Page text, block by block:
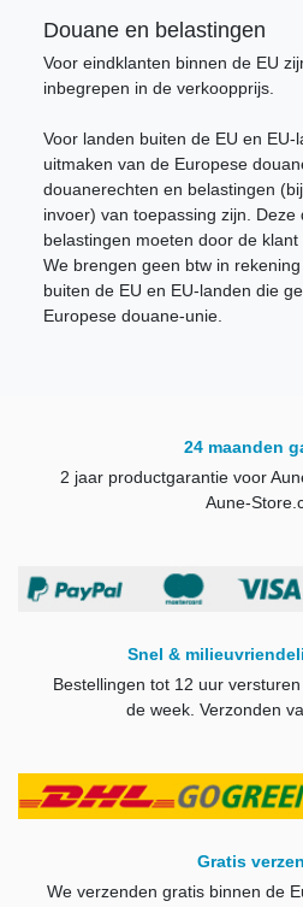
Douane en belastingen
Voor eindklanten binnen de EU
inbegrepen in de verkoopprijs.
Voor landen buiten de EU en
uitmaken van de Europese
douanerechten en belastingen
invoer) van toepassing zijn. Deze
belastingen moeten door de klant
We brengen geen btw in
buiten de EU en EU-landen die
Europese douane-unie.
24 maanden
2 jaar productgarantie voor
Aune-
Snel &
Bestellingen tot 12 uur
de week. Verzonden
Gratis
We verzenden gratis binnen de